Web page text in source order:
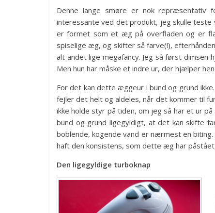
Denne lange smøre er nok
interessante ved det produkt, jeg skulle
er formet som et æg på overfladen og er
spiselige æg, og skifter så farve(!),
alt andet lige megafancy. Jeg så først dimsen
Men hun har måske et indre ur, der hjælper
For det kan dette æggeur i bund og grund
fejler det helt og aldeles, når det kommer til
ikke holde styr på tiden, om jeg så har et ur
bund og grund ligegyldigt, at det kan skifte
boblende, kogende vand er nærmest en
haft den konsistens, som dette æg har
Den ligegyldige turboknap